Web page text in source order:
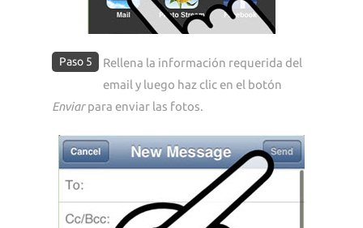
Paso 5
Rellena la información requerida del
email y luego haz clic en el botón
Enviarpara enviar las fotos.